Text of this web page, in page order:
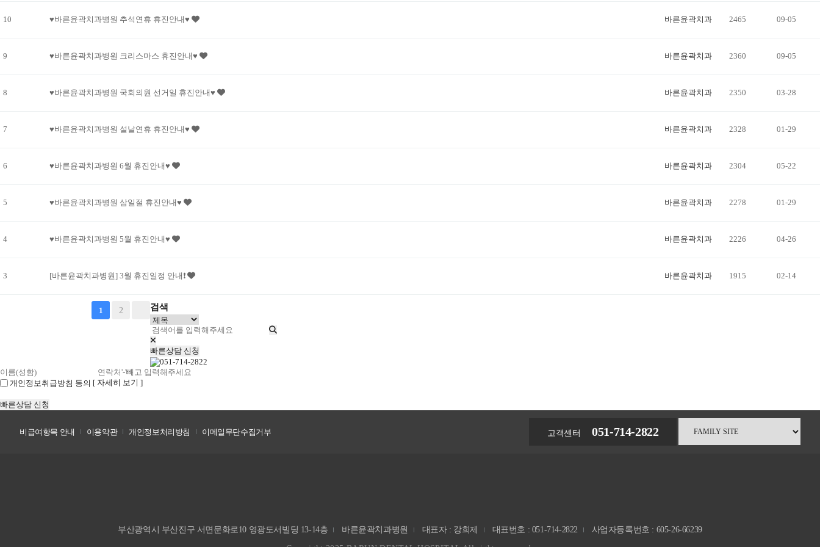
10 ♥바른윤곽치과병원 추석연휴 휴진안내♥ 바른윤곽치과 2465 09-05
9 ♥바른윤곽치과병원 크리스마스 휴진안내♥ 바른윤곽치과 2360 09-05
8 ♥바른윤곽치과병원 국회의원 선거일 휴진안내♥ 바른윤곽치과 2350 03-28
7 ♥바른윤곽치과병원 설날연휴 휴진안내♥ 바른윤곽치과 2328 01-29
6 ♥바른윤곽치과병원 6월 휴진안내♥ 바른윤곽치과 2304 05-22
5 ♥바른윤곽치과병원 삼일절 휴진안내♥ 바른윤곽치과 2278 01-29
4 ♥바른윤곽치과병원 5월 휴진안내♥ 바른윤곽치과 2226 04-26
3 [바른윤곽치과병원] 3월 휴진일정 안내❗ 바른윤곽치과 1915 02-14
1 2 검색
빠른상담 신청
개인정보취급방침 동의 [ 자세히 보기 ]
빠른상담 신청
비급여항목 안내 이용약관 개인정보처리방침 이메일무단수집거부 고객센터 051-714-2822
부산광역시 부산진구 서면문화로10 영광도서빌딩 13-14층 바른윤곽치과병원 대표자 : 강희제 대표번호 : 051-714-2822 사업자등록번호 : 605-26-66239